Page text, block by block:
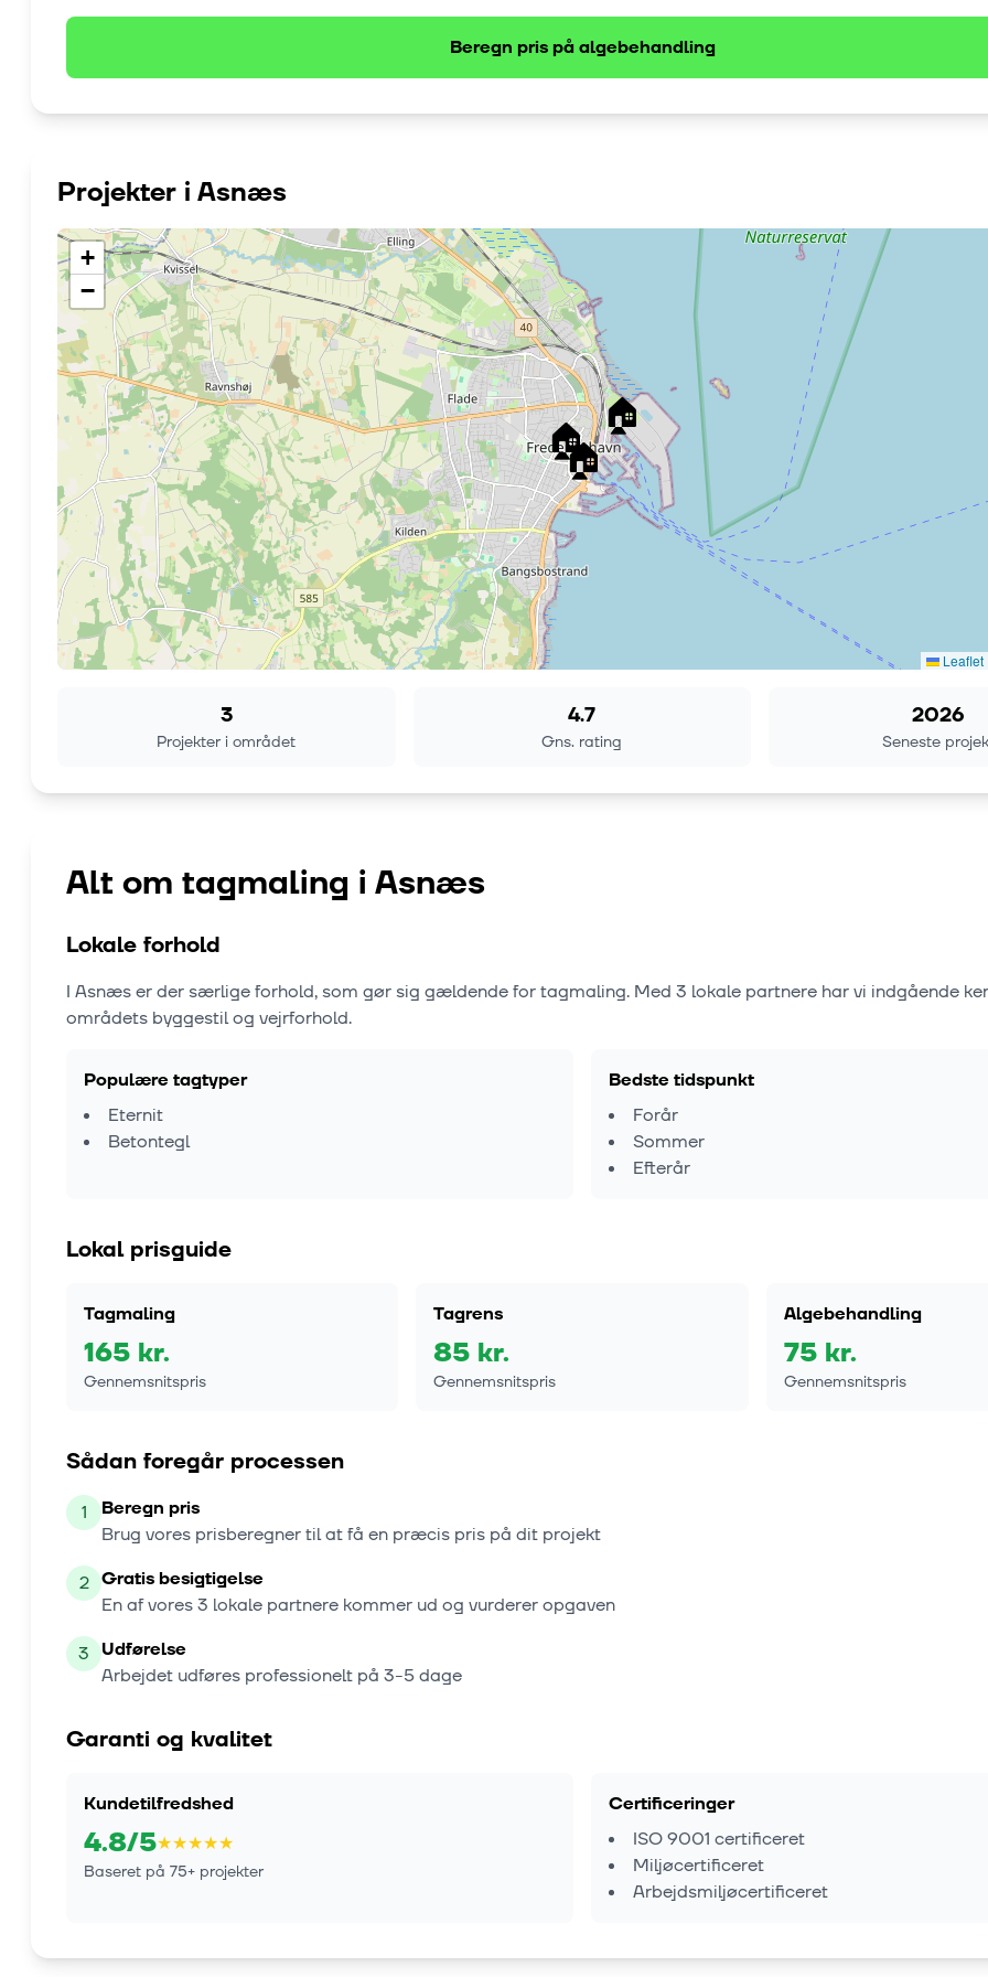
Beregn pris påalgebehandling
Projekter i Asnæs
🏠
🏠 🏠
+
−
Leaflet
3
Projekter i området
4.7
Gns. rating
2026
Seneste
Alt om tagmaling i Asnæs
Lokale forhold
I Asnæser der særlige forhold, som gør sig gældende for tagmaling. Med 3 lokale partnere har vi indgående
områdets byggestil og vejrforhold.
Populære tagtyper
Eternit
Betontegl
Bedste tidspunkt
Forår
Sommer
Efterår
Lokal prisguide
Tagmaling
165 kr.
Gennemsnitspris
Tagrens
85 kr.
Gennemsnitspris
Algebehandling
75kr.
Gennemsnitspris
Sådan foregår processen
1
Beregn pris
Brug vores prisberegner til at få en præcis pris på dit projekt
2 Gratis besigtigelse
En af vores3 lokale partnere kommer ud og vurderer opgaven
3 Udførelse
Arbejdet udføres professionelt på 3-5 dage
Garanti og kvalitet
Kundetilfredshed
4.8/5★★★★★
Baseret på 75+ projekter
Certificeringer
ISO 9001 certificeret
Miljøcertificeret
Arbejdsmiljøcertificeret